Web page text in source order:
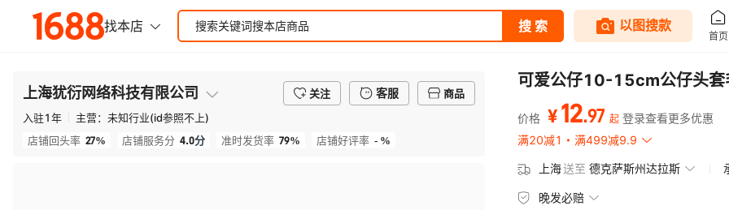
上海犹衍网络科技有限公司 关注 客服
商品
入驻1年 主营： 未知行业(id参照不上)
店铺回头率 27% 店铺服务分 4.0分 准时发货率 79% 店铺好评率 - %
可爱公仔10-15cm公仔头套
价格 ¥12.97 起 登录查看更多优惠
满20减1
满499减9.9
上海送至 德克萨斯州达拉斯
晚发必赔